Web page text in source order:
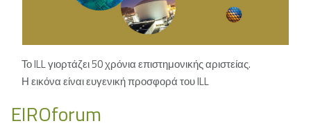
Το ILL γιορτάζει 50 χρόνια επιστημονικής αριστείας.
Η εικόνα είναι ευγενική προσφορά του ILL
EIROforum